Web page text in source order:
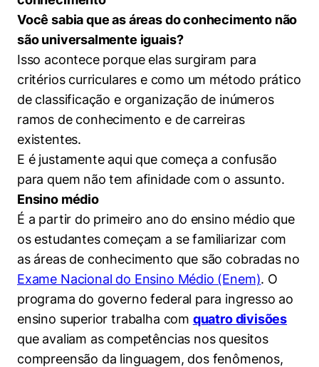
Engenharia de Computação
Engenharia de Produção
Engenharia Mecânica
Engenharia Mecatrônica
Direito
Economia
Finanças
Negócios
Políticas Públicas
Tecnologia e Dados
Seminários Acadêmicos
Comitê de Ética em Pesquisa
Linkedin
Ensino e aprendizagem
Canal de Ética
Ouvidoria
Portal da Privacidade
Você sabia que as áreas do conhecimento não
são universalmente iguais?
Isso acontece porque elas surgiram para
critérios curriculares e como um método prático
de classificação e organização de inúmeros
ramos de conhecimento e de carreiras
existentes.
E é justamente aqui que começa a confusão
para quem não tem afinidade com o assunto.
Ensino médio
É a partir do primeiro ano do ensino médio que
os estudantes começam a se familiarizar com
as áreas de conhecimento que são cobradas no
Exame Nacional do Ensino Médio (Enem). O
programa do governo federal para ingresso ao
ensino superior trabalha com quatro divisões
que avaliam as competências nos quesitos
compreensão da linguagem, dos fenômenos,